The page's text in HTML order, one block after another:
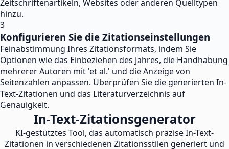
Zeitschriftenartikeln, Websites oder anderen Quelltypen
hinzu.
3
Konfigurieren Sie die Zitationseinstellungen
Feinabstimmung Ihres Zitationsformats, indem Sie
Optionen wie das Einbeziehen des Jahres, die Handhabung
mehrerer Autoren mit 'et al.' und die Anzeige von
Seitenzahlen anpassen. Überprüfen Sie die generierten In-
Text-Zitationen und das Literaturverzeichnis auf
Genauigkeit.
In-Text-Zitationsgenerator
KI-gestütztes Tool, das automatisch präzise In-Text-
Zitationen in verschiedenen Zitationsstilen generiert und